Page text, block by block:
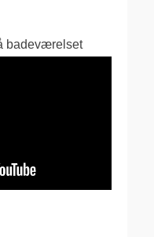
badeværelset